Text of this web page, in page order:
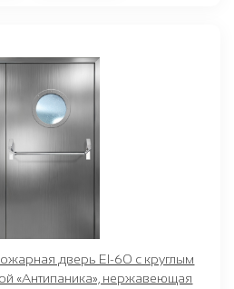
дверь EI-60 с круглым
«Антипаника», нержавеющая